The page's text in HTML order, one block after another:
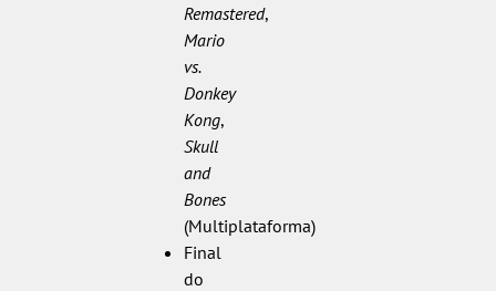
Remastered,
Mario
vs.
Donkey
Kong,
Skull
and
Bones
(Multiplataforma)
Final
do